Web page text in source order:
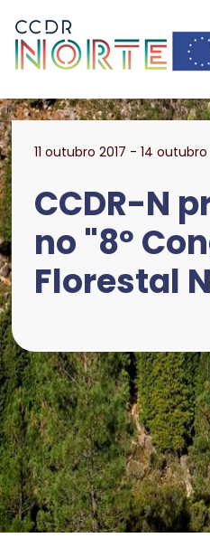
Comissão
11 outubro 2017 - 14 outubro
CCDR-N
no "8º
Florestal